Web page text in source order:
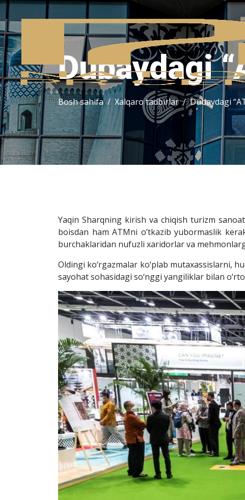
Dubaydagi
Bosh sahifa Xalqaro tadbirlar Dubaydagi
Yaqin Sharqning kirish va chiqish turizm
boisdan ham ATMni o‘tkazib yubormaslik
burchaklaridan nufuzli xaridorlar va
Oldingi ko‘rgazmalar ko‘plab mutaxassislarni,
sayohat sohasidagi so‘nggi yangiliklar bilan